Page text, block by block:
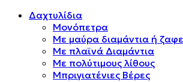
Δαχτυλίδια
Μονόπετρα
Mε μαύρα διαμάντια ή
Mε πλαϊνά Διαμάντια
Mε πολύτιμους λίθους
Μπριγιατένιες Βέρες